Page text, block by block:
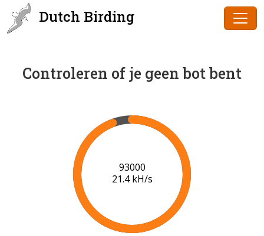
Dutch Birding
Controleren of je geen bot bent
95000
21.5 kH/s